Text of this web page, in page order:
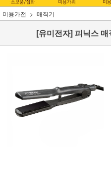
미용가전 매직기
[유미전자] 피닉스